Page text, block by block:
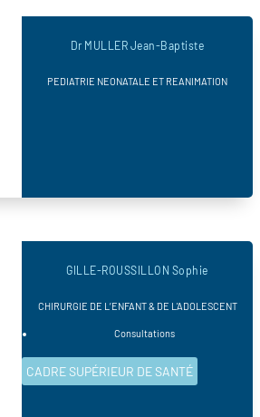
Dr MULLER Jean-Baptiste
PEDIATRIE NEONATALE ET REANIMATION
GILLE-ROUSSILLON Sophie
CHIRURGIE DE L’ENFANT & DE L'ADOLESCENT
Consultations
CADRE SUPÉRIEUR DE SANTÉ